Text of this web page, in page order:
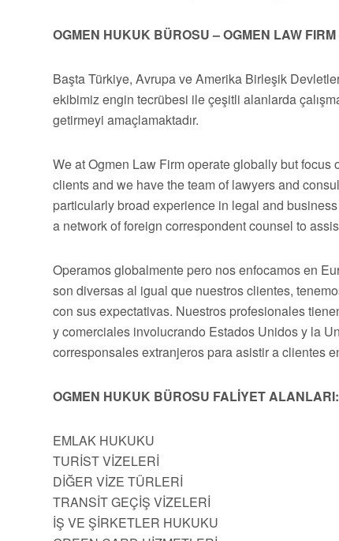
OGMEN HUKUK BÜROSU – OGMEN LAW
Başta Türkiye, Avrupa ve Amerika Birleşik
ekibimiz engin tecrübesi ile çeşitli alanlarda
getirmeyi amaçlamaktadır.
We at Ogmen Law Firm operate globally but
clients and we have the team of lawyers and
particularly broad experience in legal and
a network of foreign correspondent counsel to
Operamos globalmente pero nos enfocamos en
son diversas al igual que nuestros clientes,
con sus expectativas. Nuestros profesionales
y comerciales involucrando Estados Unidos y la
corresponsales extranjeros para asistir a clientes
OGMEN HUKUK BÜROSU FALİYET ALANLARI:
EMLAK HUKUKU
TURİST VİZELERİ
DİĞER VİZE TÜRLERİ
TRANSİT GEÇİŞ VİZELERİ
İŞ VE ŞİRKETLER HUKUKU